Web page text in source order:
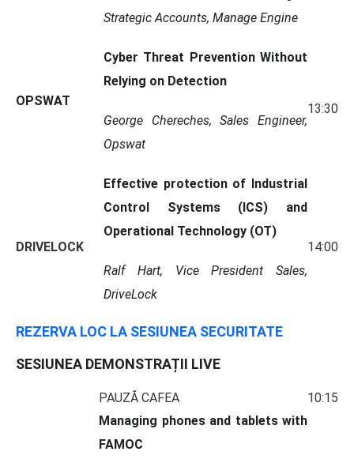
Strategic Accounts, Manage Engine
OPSWAT
Cyber Threat Prevention Without
Relying on Detection
George Chereches, Sales Engineer,
Opswat
13:30
DRIVELOCK
Effective protection of Industrial
Control Systems (ICS) and
Operational Technology (OT)
Ralf Hart, Vice President Sales,
DriveLock
14:00
REZERVA LOC LA SESIUNEA SECURITATE
SESIUNEA DEMONSTRAȚII LIVE
PAUZĂ CAFEA 10:15
Managing phones and tablets with
FAMOC